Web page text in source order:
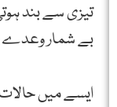
تیزی سے بند
بے شمار وعدے
ایسے میں